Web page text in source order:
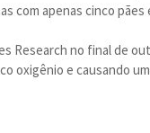
com apenas cinco pães
Research no final de
oxigênio e causando